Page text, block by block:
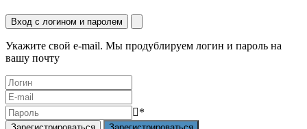
Вход с логином и паролем
Укажите свой e-mail. Мы продублируем логин и пароль на
вашу почту
*